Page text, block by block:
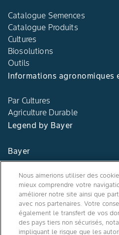
Catalogue Semences
Catalogue Produits
Cultures
Biosolutions
Outils
Informations agronomiques
Par Cultures
Agriculture Durable
Legend by Bayer
Bayer
Contact
Qui sommes nous ?
Nous aimerions utiliser des
mieux comprendre votre
améliorer notre site ainsi que
avec nos partenaires. Votre
également le transfert de vos
des pays tiers non sécurisés,
impliquant le risque que les